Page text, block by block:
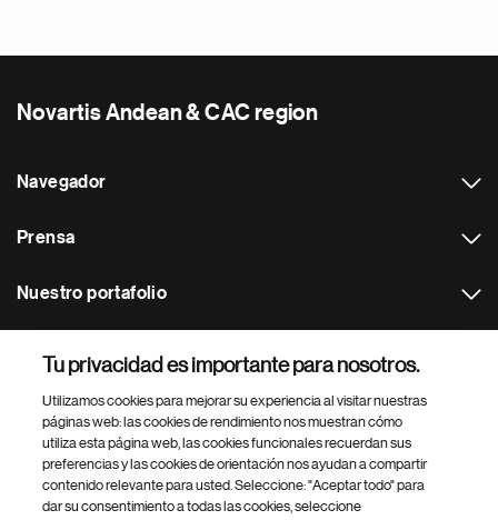
Novartis Andean & CAC region
Navegador
Prensa
Nuestro portafolio
Footer Site Search
Tu privacidad es importante para nosotros.
Utilizamos cookies para mejorar su experiencia al visitar nuestras
páginas web: las cookies de rendimiento nos muestran cómo
utiliza esta página web, las cookies funcionales recuerdan sus
preferencias y las cookies de orientación nos ayudan a compartir
contenido relevante para usted. Seleccione: "Aceptar todo" para
dar su consentimiento a todas las cookies, seleccione